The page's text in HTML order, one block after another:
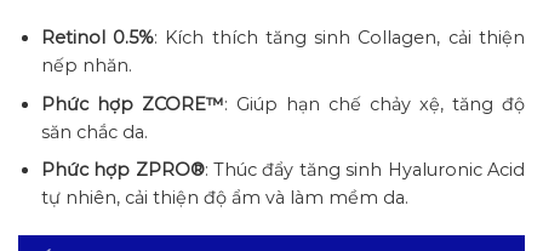
Retinol 0.5%: Kích thích tăng sinh Collagen, cải thiện
nếp nhăn.
Phức hợp ZCORE™: Giúp hạn chế chảy xệ, tăng độ
săn chắc da.
Phức hợp ZPRO®: Thúc đẩy tăng sinh Hyaluronic Acid
tự nhiên, cải thiện độ ẩm và làm mềm da.